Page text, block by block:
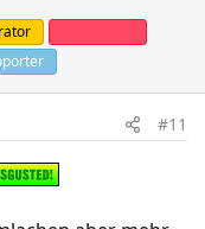
#11